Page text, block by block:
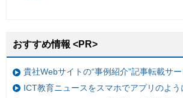
おすすめ情報 <PR>
貴社Webサイトの“事例紹介”記事転載サー
ICT教育ニュースをスマホでアプリのよ